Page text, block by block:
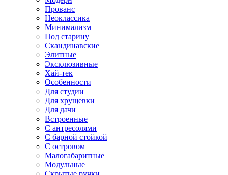
Прованс
Неоклассика
Минимализм
Под старину
Скандинавские
Элитные
Эксклюзивные
Хай-тек
Особенности
Для студии
Для хрущевки
Для дачи
Встроенные
С антресолями
С барной стойкой
С островом
Малогабаритные
Модульные